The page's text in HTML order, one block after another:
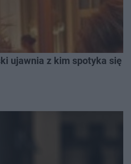
ujawnia z kim spotyka się